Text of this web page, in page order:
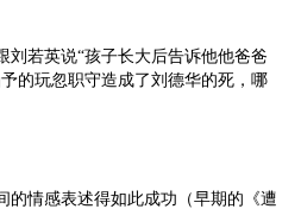
若英说“孩子长大后告诉他他爸爸
的玩忽职守造成了刘德华的死，哪
情感表述得如此成功（早期的《遭